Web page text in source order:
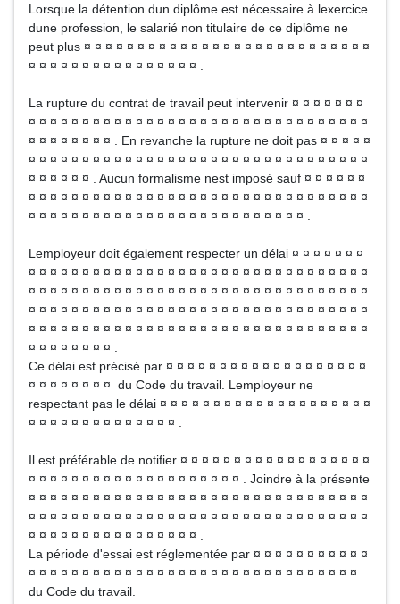
Lorsque la détention dun diplôme est nécessaire à lexercice
dune profession, le salarié non titulaire de ce diplôme ne
peut plus ¤ ¤ ¤ ¤ ¤ ¤ ¤ ¤ ¤ ¤ ¤ ¤ ¤ ¤ ¤ ¤ ¤ ¤ ¤ ¤ ¤ ¤ ¤ ¤ ¤ ¤ ¤
¤ ¤ ¤ ¤ ¤ ¤ ¤ ¤ ¤ ¤ ¤ ¤ ¤ ¤ ¤ ¤ .
La rupture du contrat de travail peut intervenir ¤ ¤ ¤ ¤ ¤ ¤ ¤
¤ ¤ ¤ ¤ ¤ ¤ ¤ ¤ ¤ ¤ ¤ ¤ ¤ ¤ ¤ ¤ ¤ ¤ ¤ ¤ ¤ ¤ ¤ ¤ ¤ ¤ ¤ ¤ ¤ ¤ ¤ ¤
¤ ¤ ¤ ¤ ¤ ¤ ¤ ¤ . En revanche la rupture ne doit pas ¤ ¤ ¤ ¤ ¤
¤ ¤ ¤ ¤ ¤ ¤ ¤ ¤ ¤ ¤ ¤ ¤ ¤ ¤ ¤ ¤ ¤ ¤ ¤ ¤ ¤ ¤ ¤ ¤ ¤ ¤ ¤ ¤ ¤ ¤ ¤ ¤
¤ ¤ ¤ ¤ ¤ ¤ . Aucun formalisme nest imposé sauf ¤ ¤ ¤ ¤ ¤ ¤
¤ ¤ ¤ ¤ ¤ ¤ ¤ ¤ ¤ ¤ ¤ ¤ ¤ ¤ ¤ ¤ ¤ ¤ ¤ ¤ ¤ ¤ ¤ ¤ ¤ ¤ ¤ ¤ ¤ ¤ ¤ ¤
¤ ¤ ¤ ¤ ¤ ¤ ¤ ¤ ¤ ¤ ¤ ¤ ¤ ¤ ¤ ¤ ¤ ¤ ¤ ¤ ¤ ¤ ¤ ¤ ¤ ¤ .
Lemployeur doit également respecter un délai ¤ ¤ ¤ ¤ ¤ ¤ ¤
¤ ¤ ¤ ¤ ¤ ¤ ¤ ¤ ¤ ¤ ¤ ¤ ¤ ¤ ¤ ¤ ¤ ¤ ¤ ¤ ¤ ¤ ¤ ¤ ¤ ¤ ¤ ¤ ¤ ¤ ¤ ¤
¤ ¤ ¤ ¤ ¤ ¤ ¤ ¤ ¤ ¤ ¤ ¤ ¤ ¤ ¤ ¤ ¤ ¤ ¤ ¤ ¤ ¤ ¤ ¤ ¤ ¤ ¤ ¤ ¤ ¤ ¤ ¤
¤ ¤ ¤ ¤ ¤ ¤ ¤ ¤ ¤ ¤ ¤ ¤ ¤ ¤ ¤ ¤ ¤ ¤ ¤ ¤ ¤ ¤ ¤ ¤ ¤ ¤ ¤ ¤ ¤ ¤ ¤ ¤
¤ ¤ ¤ ¤ ¤ ¤ ¤ ¤ ¤ ¤ ¤ ¤ ¤ ¤ ¤ ¤ ¤ ¤ ¤ ¤ ¤ ¤ ¤ ¤ ¤ ¤ ¤ ¤ ¤ ¤ ¤ ¤
¤ ¤ ¤ ¤ ¤ ¤ ¤ ¤ .
Ce délai est précisé par ¤ ¤ ¤ ¤ ¤ ¤ ¤ ¤ ¤ ¤ ¤ ¤ ¤ ¤ ¤ ¤ ¤ ¤ ¤
¤ ¤ ¤ ¤ ¤ ¤ ¤ ¤ du Code du travail. Lemployeur ne
respectant pas le délai ¤ ¤ ¤ ¤ ¤ ¤ ¤ ¤ ¤ ¤ ¤ ¤ ¤ ¤ ¤ ¤ ¤ ¤ ¤ ¤
¤ ¤ ¤ ¤ ¤ ¤ ¤ ¤ ¤ ¤ ¤ ¤ ¤ ¤ .
Il est préférable de notifier ¤ ¤ ¤ ¤ ¤ ¤ ¤ ¤ ¤ ¤ ¤ ¤ ¤ ¤ ¤ ¤ ¤ ¤
¤ ¤ ¤ ¤ ¤ ¤ ¤ ¤ ¤ ¤ ¤ ¤ ¤ ¤ ¤ ¤ ¤ ¤ ¤ ¤ . Joindre à la présente
¤ ¤ ¤ ¤ ¤ ¤ ¤ ¤ ¤ ¤ ¤ ¤ ¤ ¤ ¤ ¤ ¤ ¤ ¤ ¤ ¤ ¤ ¤ ¤ ¤ ¤ ¤ ¤ ¤ ¤ ¤ ¤
¤ ¤ ¤ ¤ ¤ ¤ ¤ ¤ ¤ ¤ ¤ ¤ ¤ ¤ ¤ ¤ ¤ ¤ ¤ ¤ ¤ ¤ ¤ ¤ ¤ ¤ ¤ ¤ ¤ ¤ ¤ ¤
¤ ¤ ¤ ¤ ¤ ¤ ¤ ¤ ¤ ¤ ¤ ¤ ¤ ¤ ¤ ¤ .
La période d'essai est réglementée par ¤ ¤ ¤ ¤ ¤ ¤ ¤ ¤ ¤ ¤ ¤
¤ ¤ ¤ ¤ ¤ ¤ ¤ ¤ ¤ ¤ ¤ ¤ ¤ ¤ ¤ ¤ ¤ ¤ ¤ ¤ ¤ ¤ ¤ ¤ ¤ ¤ ¤ ¤ ¤ ¤ ¤
du Code du travail.